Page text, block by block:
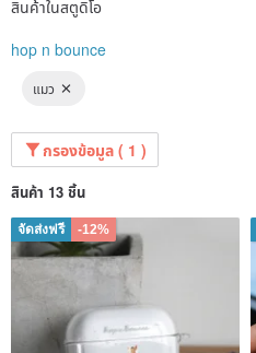
สินค้าในสตูดิโอ
hop n bounce
แมว
กรองข้อมูล ( 1 )
สินค้า 13 ชิ้น
จัดส่งฟรี -12%